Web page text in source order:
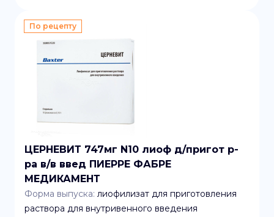
По рецепту
ЦЕРНЕВИТ 747мг N10 лиоф д/пригот р-
ра в/в введ ПИЕРРЕ ФАБРЕ
МЕДИКАМЕНТ
Форма выпуска: лиофилизат для приготовления
раствора для внутривенного введения